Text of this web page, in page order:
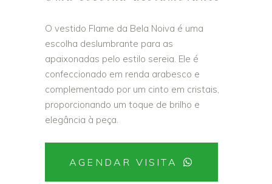
O vestido Flame da Bela Noiva é uma
escolha deslumbrante para as
apaixonadas pelo estilo sereia. Ele é
confeccionado em renda arabesco e
complementado por um cinto em cristais,
proporcionando um toque de brilho e
elegância à peça.
AGENDAR VISITA